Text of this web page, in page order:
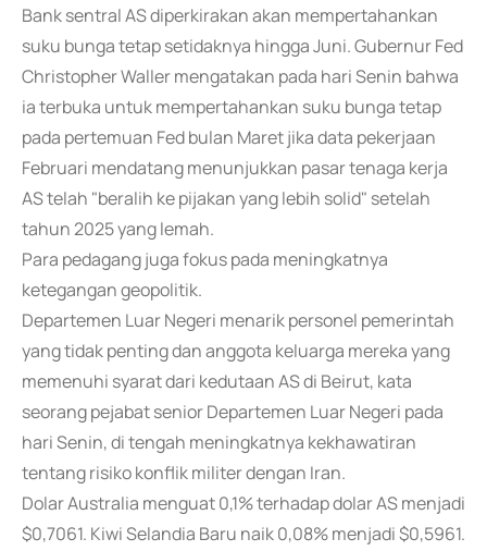
Bank sentral AS diperkirakan akan mempertahankan
suku bunga tetap setidaknya hingga Juni. Gubernur Fed
Christopher Waller mengatakan pada hari Senin bahwa
ia terbuka untuk mempertahankan suku bunga tetap
pada pertemuan Fed bulan Maret jika data pekerjaan
Februari mendatang menunjukkan pasar tenaga kerja
AS telah "beralih ke pijakan yang lebih solid" setelah
tahun 2025 yang lemah.
Para pedagang juga fokus pada meningkatnya
ketegangan geopolitik.
Departemen Luar Negeri menarik personel pemerintah
yang tidak penting dan anggota keluarga mereka yang
memenuhi syarat dari kedutaan AS di Beirut, kata
seorang pejabat senior Departemen Luar Negeri pada
hari Senin, di tengah meningkatnya kekhawatiran
tentang risiko konflik militer dengan Iran.
Dolar Australia menguat 0,1% terhadap dolar AS menjadi
$0,7061. Kiwi Selandia Baru naik 0,08% menjadi $0,5961.